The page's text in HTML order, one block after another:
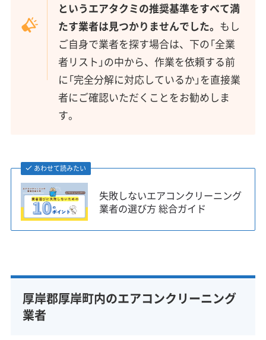
というエアタクミの推奨基準をすべて満
たす業者は見つかりませんでした。 もし
ご自身で業者を探す場合は、下の「全業
者リスト」の中から、作業を依頼する前
に「完全分解に対応しているか」を直接業
者にご確認いただくことをお勧めしま
す。
あわせて読みたい
失敗しないエアコンクリーニング
業者の選び方 総合ガイド
厚岸郡厚岸町内のエアコンクリーニング
業者